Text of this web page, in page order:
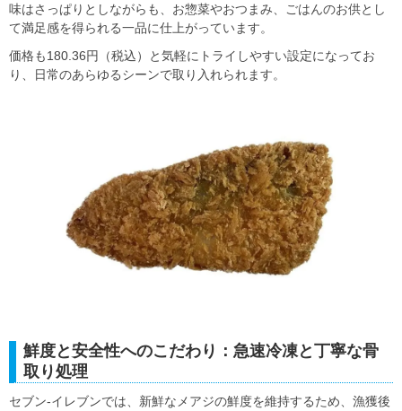
味はさっぱりとしながらも、お惣菜やおつまみ、ごはんのお供とし
て満足感を得られる一品に仕上がっています。
価格も180.36円（税込）と気軽にトライしやすい設定になってお
り、日常のあらゆるシーンで取り入れられます。
鮮度と安全性へのこだわり：急速冷凍と丁寧な骨
取り処理
セブン-イレブンでは、新鮮なメアジの鮮度を維持するため、漁獲後